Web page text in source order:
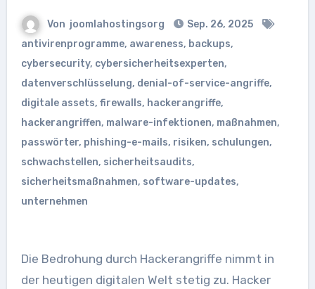
Von joomlahostingsorg
Sep. 26, 2025
antivirenprogramme, awareness, backups,
cybersecurity, cybersicherheitsexperten,
datenverschlüsselung, denial-of-service-angriffe,
digitale assets, firewalls, hackerangriffe,
hackerangriffen, malware-infektionen, maßnahmen,
passwörter, phishing-e-mails, risiken, schulungen,
schwachstellen, sicherheitsaudits,
sicherheitsmaßnahmen, software-updates,
unternehmen
Die Bedrohung durch Hackerangriffe nimmt in
der heutigen digitalen Welt stetig zu. Hacker